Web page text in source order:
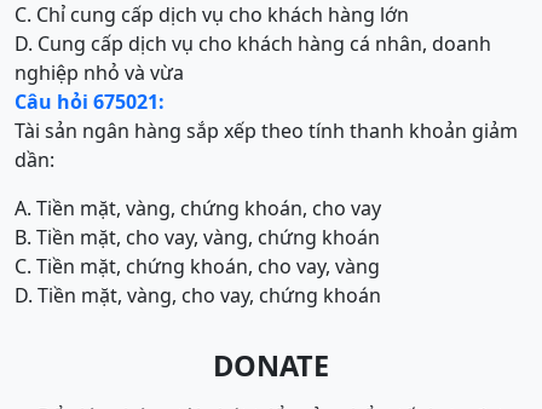
C. Chỉ cung cấp dịch vụ cho khách hàng lớn
D. Cung cấp dịch vụ cho khách hàng cá nhân, doanh
nghiệp nhỏ và vừa
Câu hỏi 675021:
Tài sản ngân hàng sắp xếp theo tính thanh khoản giảm
dần:
A. Tiền mặt, vàng, chứng khoán, cho vay
B. Tiền mặt, cho vay, vàng, chứng khoán
C. Tiền mặt, chứng khoán, cho vay, vàng
D. Tiền mặt, vàng, cho vay, chứng khoán
DONATE